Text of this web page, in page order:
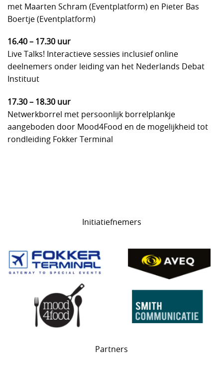
met Maarten Schram (Eventplatform) en Pieter Bas
Boertje (Eventplatform)
16.40 – 17.30 uur
Live Talks! Interactieve sessies inclusief online
deelnemers onder leiding van het Nederlands Debat
Instituut
17.30 – 18.30 uur
Netwerkborrel met persoonlijk borrelplankje
aangeboden door Mood4Food en de mogelijkheid tot
rondleiding Fokker Terminal
Initiatiefnemers
Partners